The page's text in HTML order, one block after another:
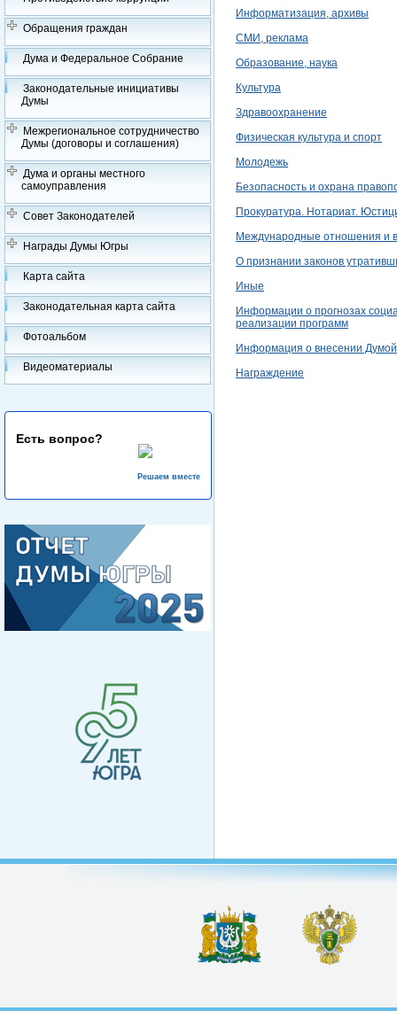
Обращения граждан
Дума и Федеральное Собрание
Законодательные инициативы
Думы
Межрегиональное сотрудничество
Думы (договоры и соглашения)
Дума и органы местного
самоуправления
Совет Законодателей
Награды Думы Югры
Карта сайта
Законодательная карта сайта
Фотоальбом
Видеоматериалы
Есть вопрос?
Решаем вместе
Информатизация, архивы
СМИ, реклама
Образование, наука
Культура
Здравоохранение
Физическая культура и спорт
Молодежь
Безопасность и охрана
Прокуратура. Нотариат.
Международные отношения и
О признании законов
Иные
Информации о прогнозах
реализации программ
Информация о внесении
Награждение